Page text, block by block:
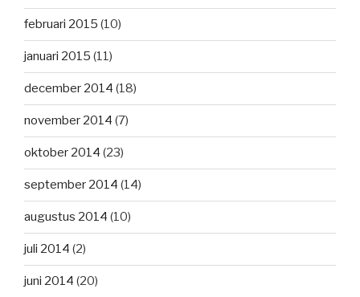
februari 2015 (10)
januari 2015 (11)
december 2014 (18)
november 2014 (7)
oktober 2014 (23)
september 2014 (14)
augustus 2014 (10)
juli 2014 (2)
juni 2014 (20)